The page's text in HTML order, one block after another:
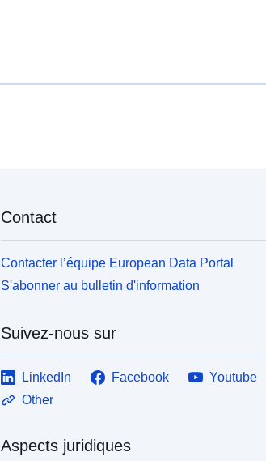
Contact
Contacter l’équipe European Data Portal
S'abonner au bulletin d'information
Suivez-nous sur
LinkedIn Facebook
Youtube
Other
Aspects juridiques